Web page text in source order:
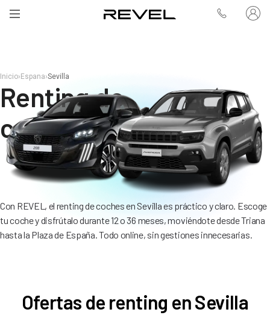
Inicio› Espana›Sevilla
Renting de
coches en Sevilla
Con REVEL, el renting de coches en Sevilla es práctico y claro. Escoge
tu coche y disfrútalo durante 12 o 36 meses, moviéndote desde Triana
hasta la Plaza de España. Todo online, sin gestiones innecesarias.
Ofertas de renting en Sevilla